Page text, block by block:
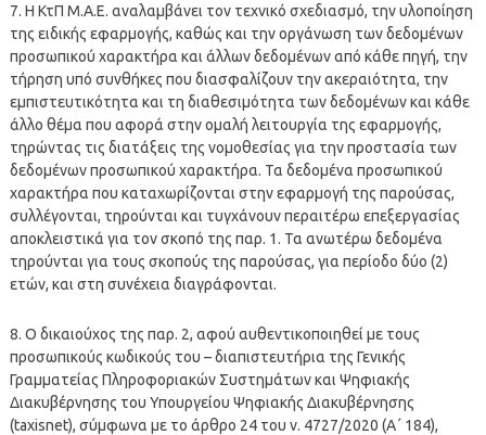
7. Η ΚτΠ Μ.Α.Ε. αναλαμβάνει τον τεχνικό σχεδιασμό, την υλοποίηση
της ειδικής εφαρμογής, καθώς και την οργάνωση των δεδομένων
προσωπικού χαρακτήρα και άλλων δεδομένων από κάθε πηγή, την
τήρηση υπό συνθήκες που διασφαλίζουν την ακεραιότητα, την
εμπιστευτικότητα και τη διαθεσιμότητα των δεδομένων και κάθε
άλλο θέμα που αφορά στην ομαλή λειτουργία της εφαρμογής,
τηρώντας τις διατάξεις της νομοθεσίας για την προστασία των
δεδομένων προσωπικού χαρακτήρα. Τα δεδομένα προσωπικού
χαρακτήρα που καταχωρίζονται στην εφαρμογή της παρούσας,
συλλέγονται, τηρούνται και τυγχάνουν περαιτέρω επεξεργασίας
αποκλειστικά για τον σκοπό της παρ. 1. Τα ανωτέρω δεδομένα
τηρούνται για τους σκοπούς της παρούσας, για περίοδο δύο (2)
ετών, και στη συνέχεια διαγράφονται.
8. Ο δικαιούχος της παρ. 2, αφού αυθεντικοποιηθεί με τους
προσωπικούς κωδικούς του – διαπιστευτήρια της Γενικής
Γραμματείας Πληροφοριακών Συστημάτων και Ψηφιακής
Διακυβέρνησης του Υπουργείου Ψηφιακής Διακυβέρνησης
(taxisnet), σύμφωνα με το άρθρο 24 του ν. 4727/2020 (Α΄ 184),